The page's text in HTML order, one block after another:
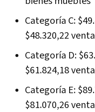
Categoría C:
$48.320,22
Categoría D:
$61.824,18
Categoría E:
$81.070,26